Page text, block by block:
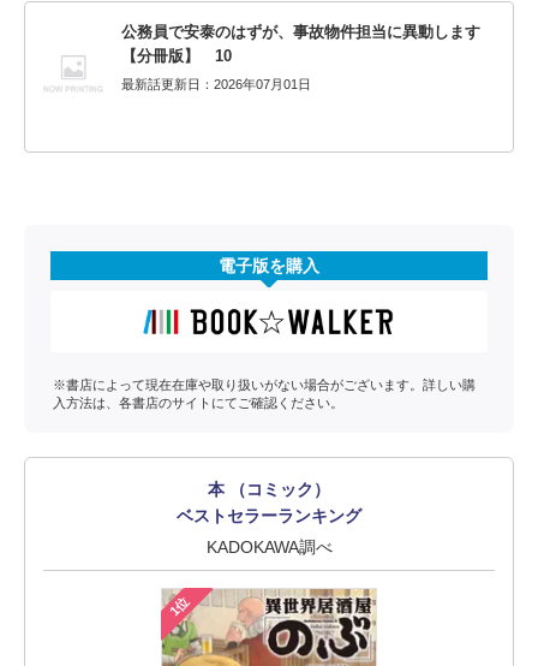
公務員で安泰のはずが、事故物件担当に異動します
【分冊版】 10
最新話更新日：2026年07月01日
電子版を購入
※書店によって現在在庫や取り扱いがない場合がございます。詳しい購
入方法は、各書店のサイトにてご確認ください。
本 （コミック）
ベストセラーランキング
KADOKAWA調べ
1位